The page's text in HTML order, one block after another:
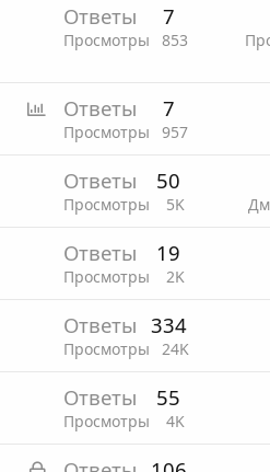
Ответы 7
Просмотры 853
Ответы 7
Просмотры 957
Ответы 50
Просмотры 5K
Ответы 19
Просмотры 2K
Ответы 334
Просмотры 24K
Ответы 55
Просмотры 4K